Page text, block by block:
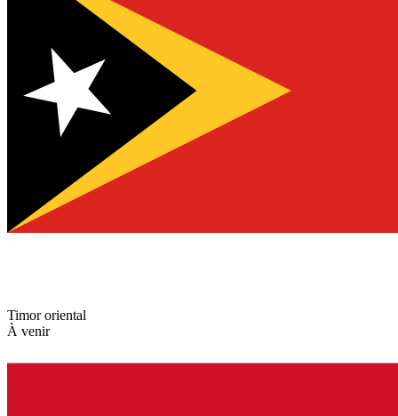
Timor oriental
À venir